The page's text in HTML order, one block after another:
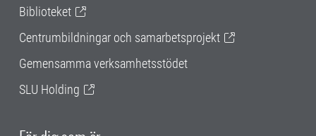
Biblioteket
Centrumbildningar och samarbetsprojekt
Gemensamma verksamhetsstödet
SLU Holding